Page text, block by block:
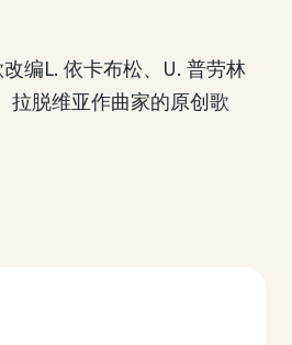
编L. 依卡布松、U. 普劳林
拉脱维亚作曲家的原创歌